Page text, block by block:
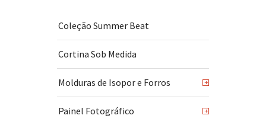
Coleção Summer Beat
Cortina Sob Medida
Molduras de Isopor e Forros +
Painel Fotográfico +